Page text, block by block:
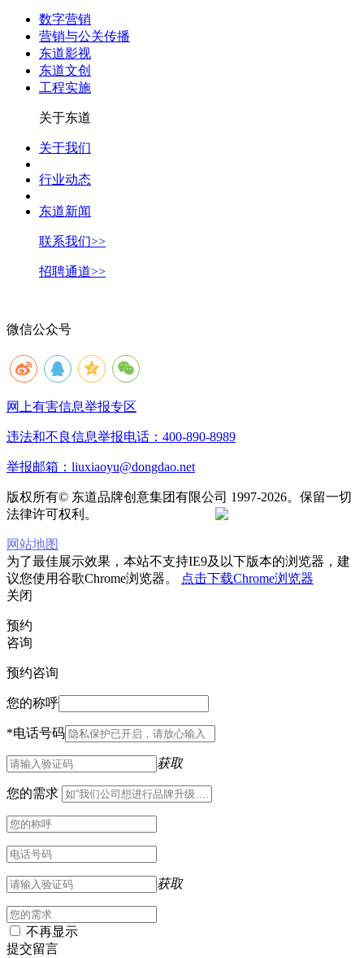
数字营销
营销与公关传播
东道影视
东道文创
工程实施
关于东道
关于我们
行业动态
东道新闻
联系我们>>
招聘通道>>
微信公众号
网上有害信息举报专区
违法和不良信息举报电话：400-890-8989
举报邮箱：liuxiaoyu@dongdao.net
版权所有© 东道品牌创意集团有限公司 1997-2026。保留一切
法律许可权利。
网站地图
为了最佳展示效果，本站不支持IE9及以下版本的浏览器，建
议您使用谷歌Chrome浏览器。
点击下载Chrome浏览器
关闭
预约
咨询
预约咨询
您的称呼
*电话号码
获取
您的需求
获取
不再显示
提交留言